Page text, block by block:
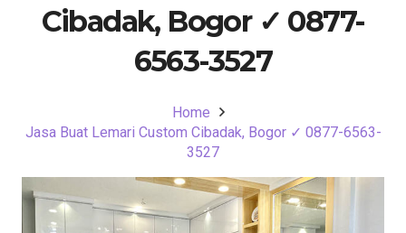
Cibadak, Bogor ✓ 0877-
6563-3527
Home
Jasa Buat Lemari Custom Cibadak, Bogor ✓ 0877-6563-
3527